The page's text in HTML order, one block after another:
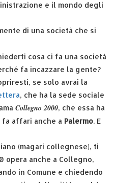
e il mondo degli
di una società che si
cosa ci fa una società
fa incazzare la gente?
se solo avrai la
, che ha la sede sociale
Collegno 2000, che essa ha
fa affari anche a Palermo. E
(magari collegnese), ti
opera anche a Collegno,
in Comune e chiedendo